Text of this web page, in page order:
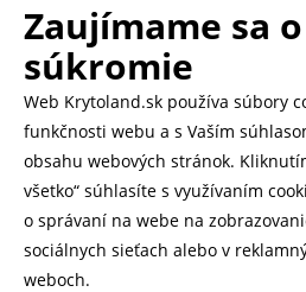
Vďaka krytoland.sk už
desiatky obchodov v hľadaní
výberu z domova. Snažíme
ktoré sú nielen štýlové ale aj
z nás robí ideálne miesto pre
Honor X7.
Investícia do obalu na váš
ochrane, je to tiež vyhlásenie
Zaujímame sa
súkromie
Web Krytoland.sk používa súbory
funkčnosti webu a s Vaším
obsahu webových stránok.
všetko“ súhlasíte s využívaním
o správaní na webe na
sociálnych sieťach alebo v
weboch.